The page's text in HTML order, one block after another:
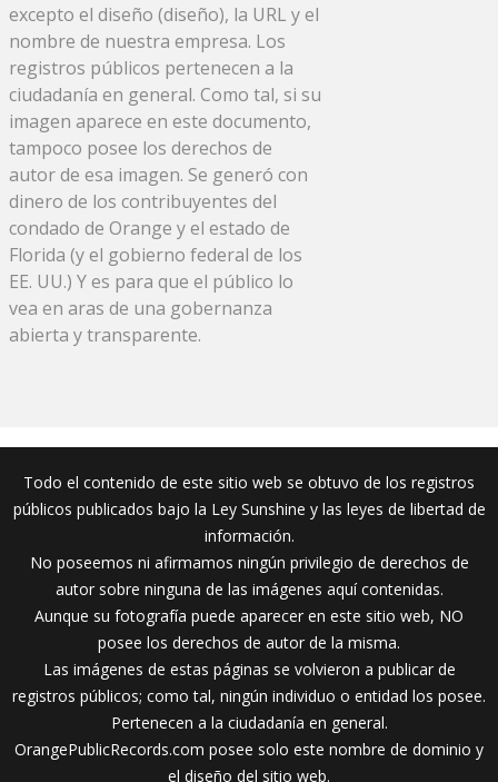
excepto el diseño (diseño), la URL y el
nombre de nuestra empresa. Los
registros públicos pertenecen a la
ciudadanía en general. Como tal, si su
imagen aparece en este documento,
tampoco posee los derechos de
autor de esa imagen. Se generó con
dinero de los contribuyentes del
condado de Orange y el estado de
Florida (y el gobierno federal de los
EE. UU.) Y es para que el público lo
vea en aras de una gobernanza
abierta y transparente.
Todo el contenido de este sitio web se obtuvo de los registros
públicos publicados bajo la Ley Sunshine y las leyes de libertad de
información.
No poseemos ni afirmamos ningún privilegio de derechos de
autor sobre ninguna de las imágenes aquí contenidas.
Aunque su fotografía puede aparecer en este sitio web, NO
posee los derechos de autor de la misma.
Las imágenes de estas páginas se volvieron a publicar de
registros públicos; como tal, ningún individuo o entidad los posee.
Pertenecen a la ciudadanía en general.
OrangePublicRecords.com posee solo este nombre de dominio y
el diseño del sitio web.